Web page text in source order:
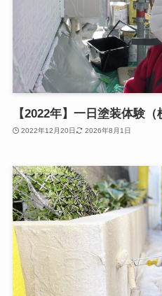
【2022年】一日塗装体験（
2022年12月20日 2026年8月1日